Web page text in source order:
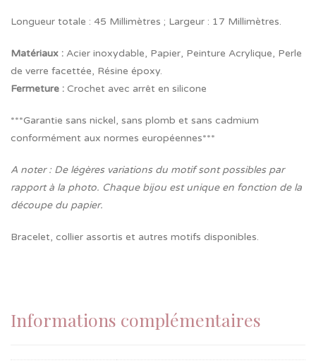
Longueur totale : 45 Millimètres ; Largeur : 17 Millimètres.
Matériaux : Acier inoxydable, Papier, Peinture Acrylique, Perle
de verre facettée, Résine époxy.
Fermeture : Crochet avec arrêt en silicone
***Garantie sans nickel, sans plomb et sans cadmium
conformément aux normes européennes***
A noter : De légères variations du motif sont possibles par
rapport à la photo. Chaque bijou est unique en fonction de la
découpe du papier.
Bracelet, collier assortis et autres motifs disponibles.
Informations complémentaires